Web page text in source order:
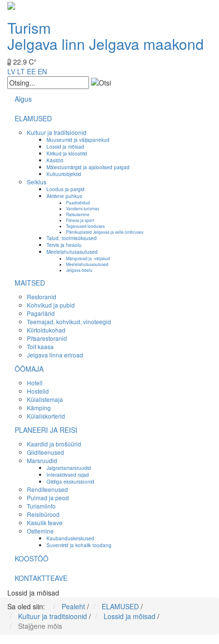
Turism
Jelgava linn Jelgava maakond
22.9 C°
LV LT EE EN
Algus
ELAMUSED
Kultuur ja traditsioonid
Muuseumid ja väljapanekud
Lossid ja mõisad
Kirikud ja kloostrid
Käsitöö
Mälestusmärgid ja ajaloolised paigad
Kultuuriobjektid
Seiklus
Loodus ja pargid
Aktiivne puhkus
Paadisõidud
Vandens turizmas
Ratsutamine
Fitness ja sport
Tegevused looduses
Piknikuplatsid Jelgavas ja selle ümbruses
Talud, tootmisüksused
Tervis ja heaolu
Meelelahutusasutused
Mängutoad ja -väljakud
Meelelahutusasutused
Jelgava ööelu
MAITSED
Restoranid
Kohvikud ja pubid
Pagariärid
Teemajad, kohvikud, vinoteegid
Kiirtoidukohad
Pitsarestoranid
Toit kaasa
Jelgava linna eriroad
ÖÖMAJA
Hotell
Hostelid
Külalistemaja
Kämping
Külaliskorterid
PLANEERI JA REISI
Kaardid ja brošüürid
Giiditeenused
Marsruudid
Jalgrattamarsruudid
Interaktiivsed rajad
Giidiga ekskursioonid
Renditeenused
Pulmad ja peod
Turismiinfo
Reisibürood
Kasulik teave
Ostlemine
Kaubanduskeskused
Suveniirid ja kohalik toodang
KOOSTÖÖ
KONTAKTTEAVE
Lossid ja mõisad
Sa oled siin:
Pealeht / ELAMUSED /
Kultuur ja traditsioonid / Lossid ja mõisad /
Staļģene mõis